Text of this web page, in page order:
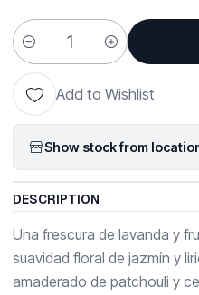
Quantity
Add to Wishlist
Show stock from
DESCRIPTION
Una frescura de lavanda y
suavidad floral de jazmín y
amaderado de patchouli y